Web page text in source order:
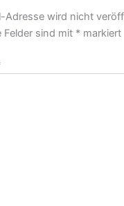
Adresse wird nicht
Felder sind mit * markiert